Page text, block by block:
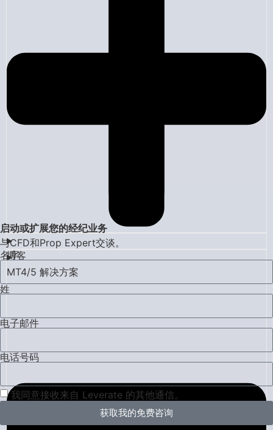
博客
MT4/5 解决方案
启动或扩展您的经纪业务
与CFD和Prop Expert交谈。
名字
姓
电子邮件
电话号码
我同意接收来自 Leverate 的其他通信。
获取我的免费咨询